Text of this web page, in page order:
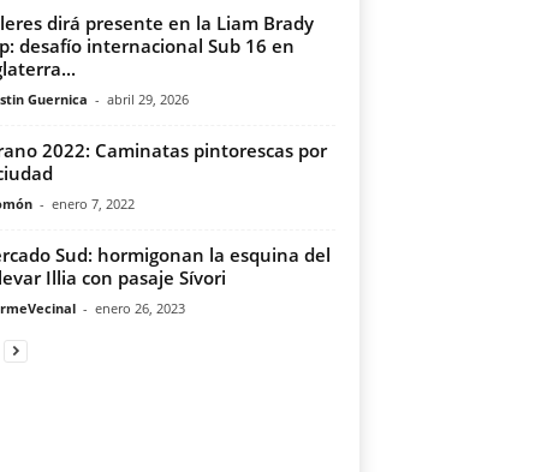
dirá presente en la Liam Brady
desafío internacional Sub 16 en
Guernica - abril 29, 2026
2022: Caminatas pintorescas por
- enero 7, 2022
Sud: hormigonan la esquina del
Illia con pasaje Sívori
- enero 26, 2023